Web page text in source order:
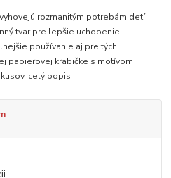
rozmanitým potrebám detí.
tvar pre lepšie uchopenie
používanie aj pre tých
papierovej krabičke s motívom
celý popis